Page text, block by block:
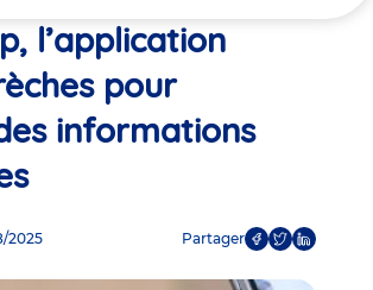
l’application
pour
informations
2025 Partager